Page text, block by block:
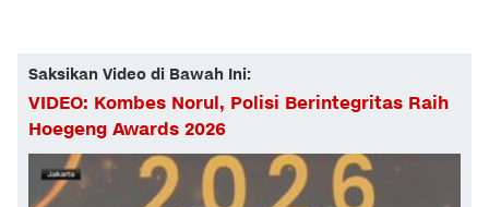
Saksikan Video di Bawah Ini:
VIDEO: Kombes Norul, Polisi Berintegritas Raih
Hoegeng Awards 2026